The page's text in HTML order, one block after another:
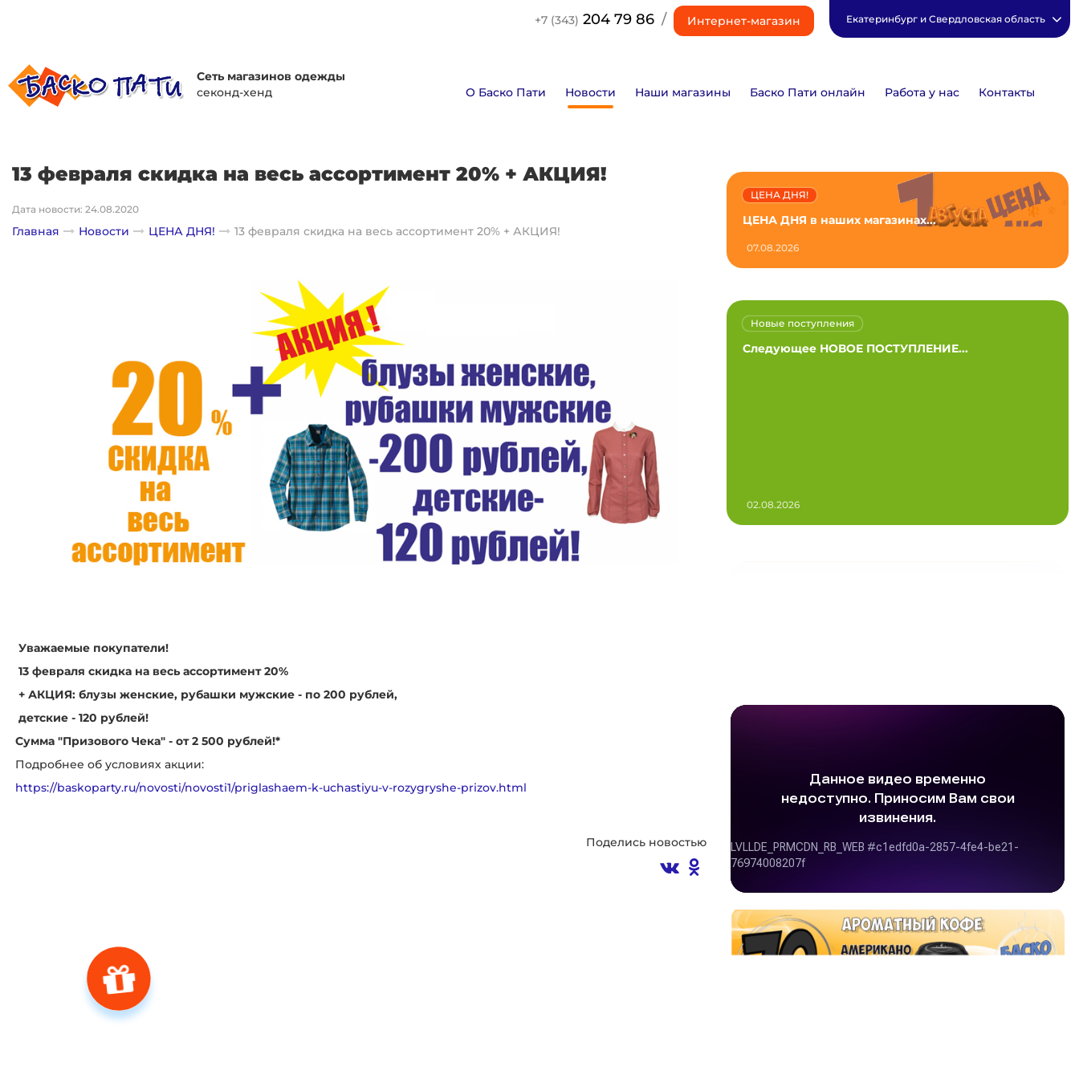
+7 (343) 204 79 86 / Интернет-магазин Екатеринбург и Свердловская область
Сеть магазинов одежды
секонд-хенд
О Баско Пати Новости Наши магазины Баско Пати онлайн Работа у нас Контакты
13 февраля скидка на весь ассортимент 20% + АКЦИЯ!
Дата новости: 24.08.2020
Главная Новости ЦЕНА ДНЯ! 13 февраля скидка на весь ассортимент 20% + АКЦИЯ!
Уважаемые покупатели!
13 февраля скидка на весь ассортимент 20%
+ АКЦИЯ: блузы женские, рубашки мужские - по 200 рублей,
детские - 120 рублей!
Сумма "Призового Чека" - от 2 500 рублей!*
Подробнее об условиях акции:
https://baskoparty.ru/novosti/novosti1/priglashaem-k-uchastiyu-v-rozygryshe-prizov.html
Поделись новостью
ЦЕНА ДНЯ в наших магазинах...
ЦЕНА ДНЯ!
07.08.2026
Следующее НОВОЕ ПОСТУПЛЕНИЕ...
Новые поступления
02.08.2026